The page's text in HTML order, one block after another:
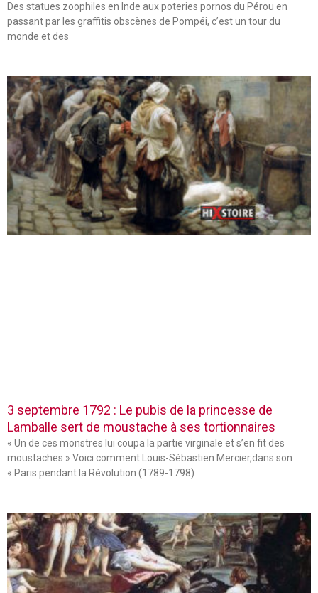
Des statues zoophiles en Inde aux poteries pornos du Pérou en
passant par les graffitis obscènes de Pompéi, c’est un tour du
monde et des
3 septembre 1792 : Le pubis de la princesse de
Lamballe sert de moustache à ses tortionnaires
« Un de ces monstres lui coupa la partie virginale et s’en fit des
moustaches » Voici comment Louis-Sébastien Mercier,dans son
« Paris pendant la Révolution (1789-1798)